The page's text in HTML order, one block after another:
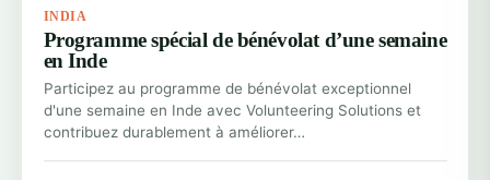
INDIA
Programme spécial de bénévolat d’une semaine
en Inde
Participez au programme de bénévolat exceptionnel
d'une semaine en Inde avec Volunteering Solutions et
contribuez durablement à améliorer…